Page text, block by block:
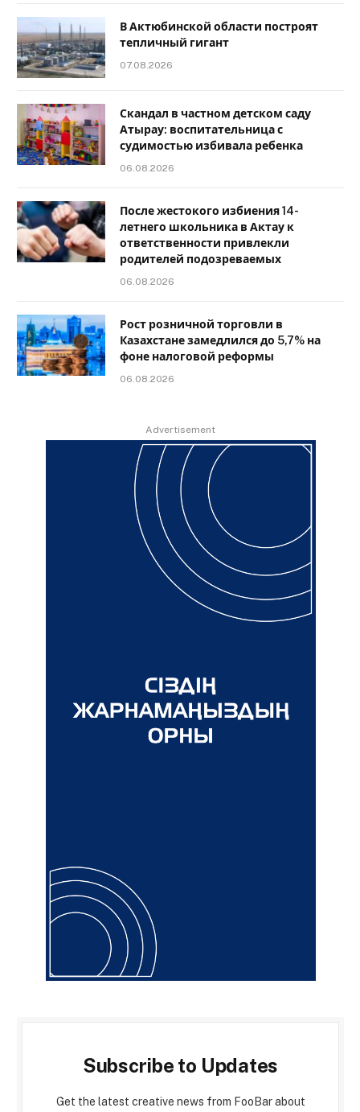
В Актюбинской области построят
тепличный гигант
07.08.2026
Скандал в частном детском саду
Атырау: воспитательница с
судимостью избивала ребенка
06.08.2026
После жестокого избиения 14-
летнего школьника в Актау к
ответственности привлекли
родителей подозреваемых
06.08.2026
Рост розничной торговли в
Казахстане замедлился до 5,7% на
фоне налоговой реформы
06.08.2026
Advertisement
Subscribe to Updates
Get the latest creative news from FooBar about